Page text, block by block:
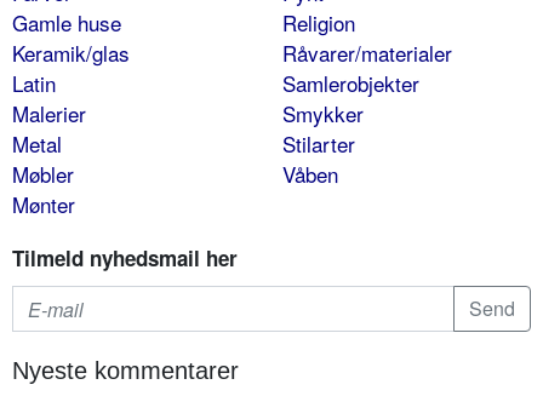
Gamle huse
Keramik/glas
Latin
Malerier
Metal
Møbler
Mønter
Religion
Råvarer/materialer
Samlerobjekter
Smykker
Stilarter
Våben
Tilmeld nyhedsmail her
Nyeste kommentarer